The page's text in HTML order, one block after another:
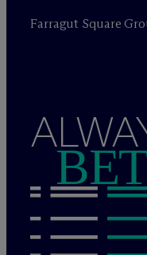
Farragut Square